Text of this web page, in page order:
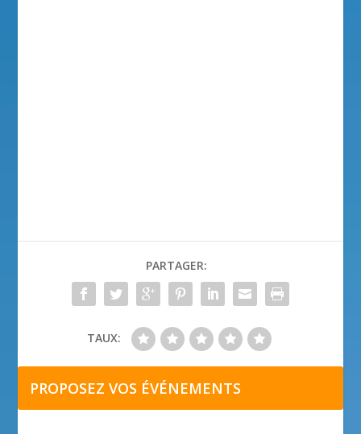
PARTAGER:
TAUX:
PROPOSEZ VOS ÉVÉNEMENTS